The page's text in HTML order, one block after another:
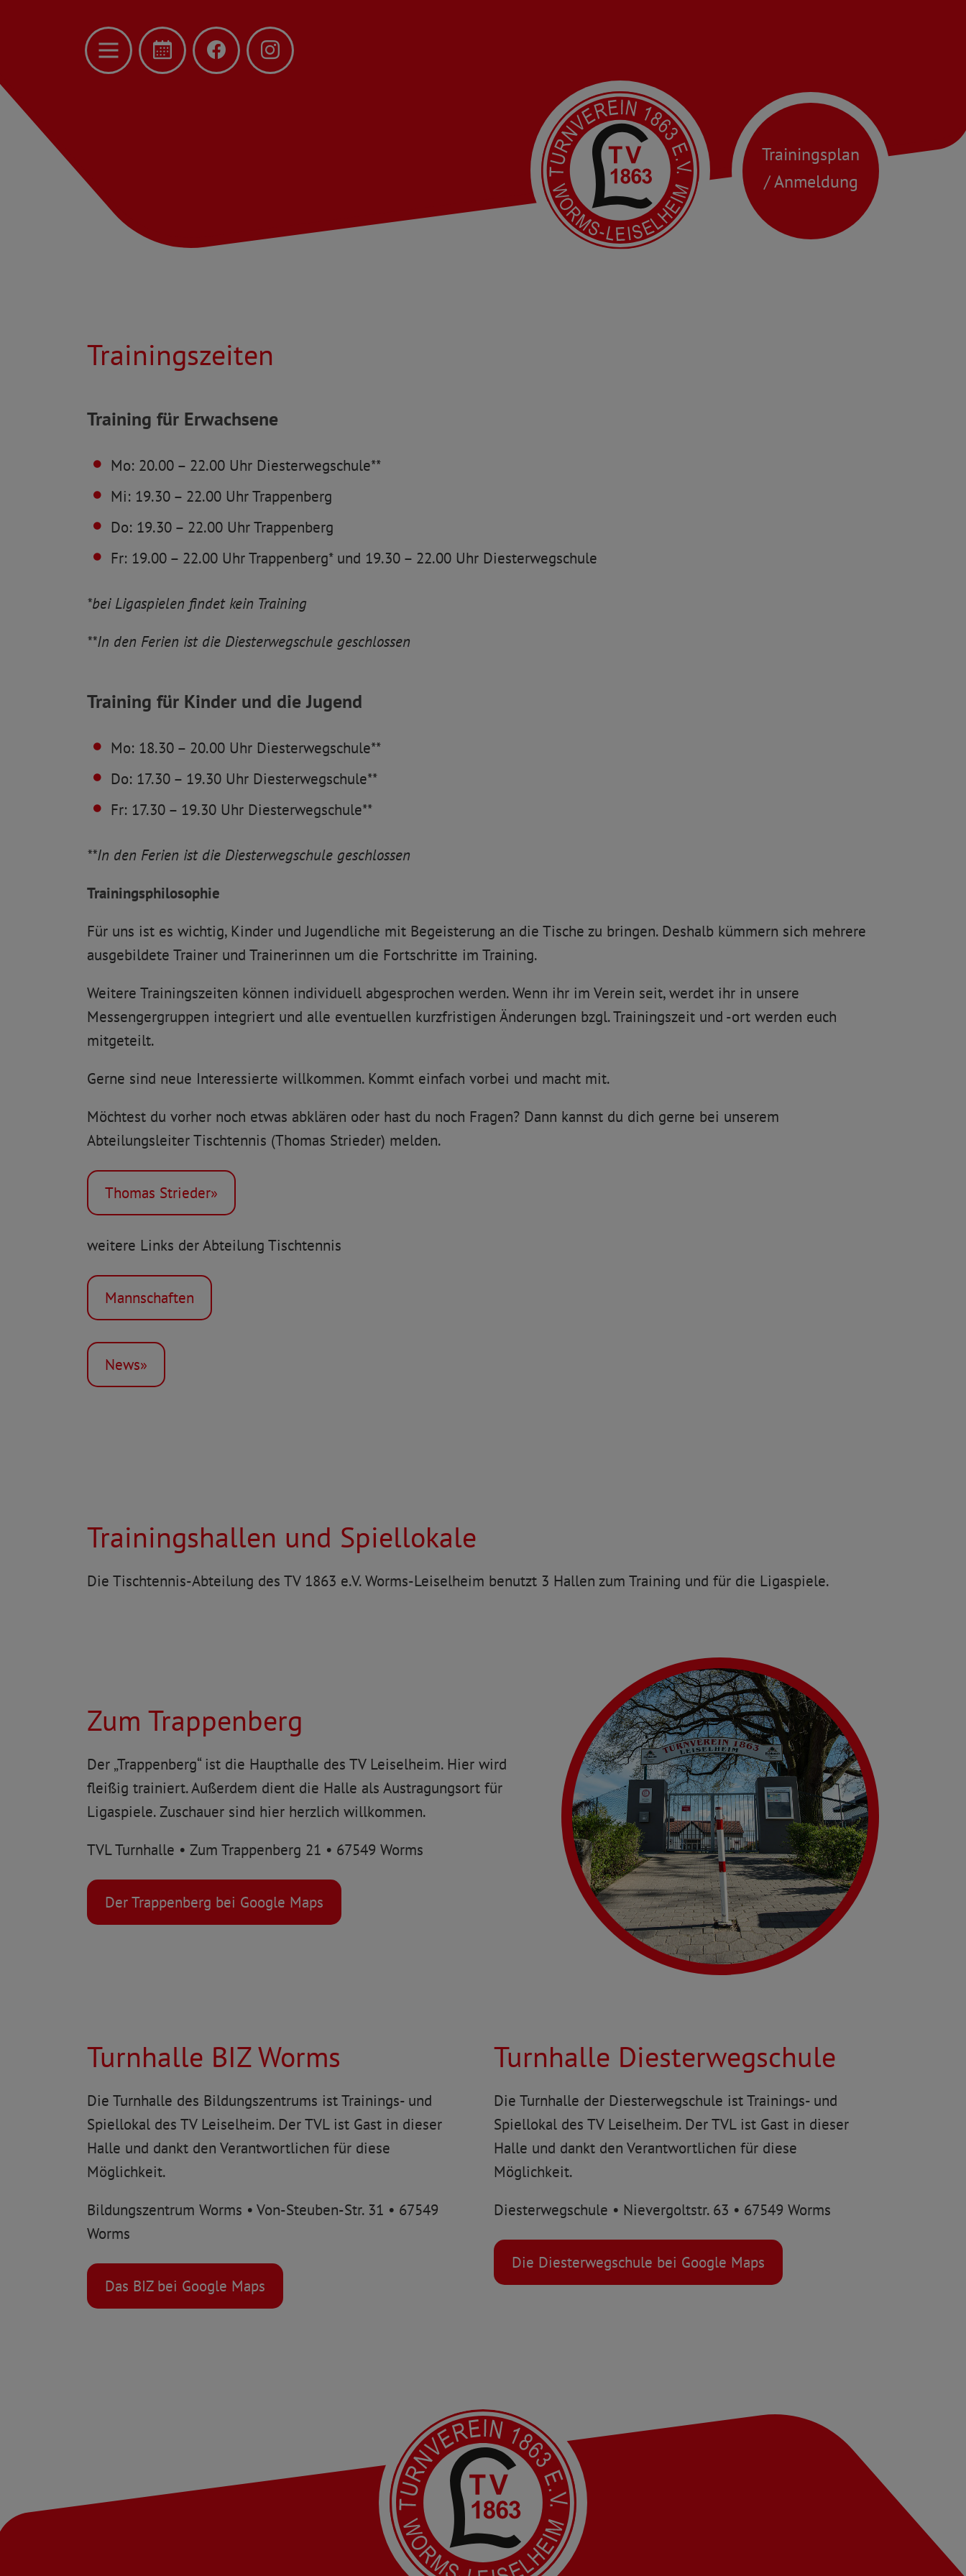
Trainingsplan
/ Anmeldung
Trainings­zei­ten
Training für Erwachsene
Mo: 20.00 – 22.00 Uhr Diesterwegschule**
Mi: 19.30 – 22.00 Uhr Trappen­berg
Do: 19.30 – 22.00 Uhr Trappen­berg
Fr: 19.00 – 22.00 Uhr Trappen­berg* und 19.30 – 22.00 Uhr Diesterwegschule
*bei Liga­spielen findet kein Training
**In den Ferien ist die Diester­weg­schule geschlossen
Training für Kinder und die Ju­gend
Mo: 18.30 – 20.00 Uhr Diesterwegschule**
Do: 17.30 – 19.30 Uhr Diester­weg­schule**
Fr: 17.30 – 19.30 Uhr Diester­weg­schule**
**In den Ferien ist die Diester­weg­schule geschlossen
Trainingsphilosophie
Für uns ist es wichtig, Kinder und Jugendliche mit Begeisterung an die Tische zu bringen. Deshalb kümmern sich mehrere
ausgebildete Trainer und Trainerinnen um die Fortschritte im Training.
Weitere Trainingszeiten können individuell abgesprochen werden. Wenn ihr im Verein seit, werdet ihr in unsere
Messengergruppen integriert und alle eventuellen kurzfristigen Änderungen bzgl. Trainingszeit und -ort werden euch
mitgeteilt.
Gerne sind neue Interessierte willkommen. Kommt einfach vorbei und macht mit.
Möchtest du vorher noch etwas abklären oder hast du noch Fragen? Dann kannst du dich gerne bei unserem
Abteilungsleiter Tischtennis (Thomas Strieder) melden.
Thomas Strieder»
weitere Links der Abteilung Tischtennis
Mannschaften
News»
Trainingshallen und Spiellokale
Die Tischtennis-Abteilung des TV 1863 e.V. Worms-Leiselheim benutzt 3 Hallen zum Training und für die Ligaspiele.
Zum Trappenberg
Der „Trappenberg“ ist die Haupthalle des TV Leiselheim. Hier wird
fleißig trainiert. Außerdem dient die Halle als Austragungsort für
Ligaspiele. Zuschauer sind hier herzlich willkommen.
TVL Turnhalle • Zum Trappenberg 21 • 67549 Worms
Der Trappenberg bei Google Maps
Turnhalle BIZ Worms
Die Turnhalle des Bildungszentrums ist Trainings- und
Spiellokal des TV Leiselheim. Der TVL ist Gast in dieser
Halle und dankt den Verantwortlichen für diese
Möglichkeit.
Bildungszentrum Worms • Von-Steuben-Str. 31 • 67549
Worms
Das BIZ bei Google Maps
Turnhalle Diesterwegschule
Die Turnhalle der Diesterwegschule ist Trainings- und
Spiellokal des TV Leiselheim. Der TVL ist Gast in dieser
Halle und dankt den Verantwortlichen für diese
Möglichkeit.
Diesterwegschule • Nievergoltstr. 63 • 67549 Worms
Die Diesterwegschule bei Google Maps